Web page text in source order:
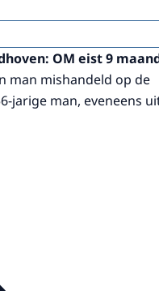
OM eist 9
man mishandeld op de
jarige man, eveneens